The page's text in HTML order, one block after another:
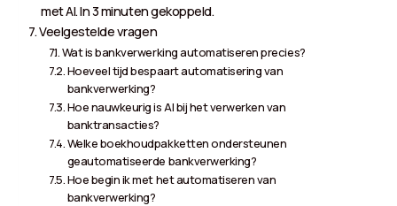
met AI. In 3 minuten gekoppeld.
Veelgestelde vragen
Wat is bankverwerking automatiseren precies?
Hoeveel tijd bespaart automatisering van
bankverwerking?
Hoe nauwkeurig is AI bij het verwerken van
banktransacties?
Welke boekhoudpakketten ondersteunen
geautomatiseerde bankverwerking?
Hoe begin ik met het automatiseren van
bankverwerking?